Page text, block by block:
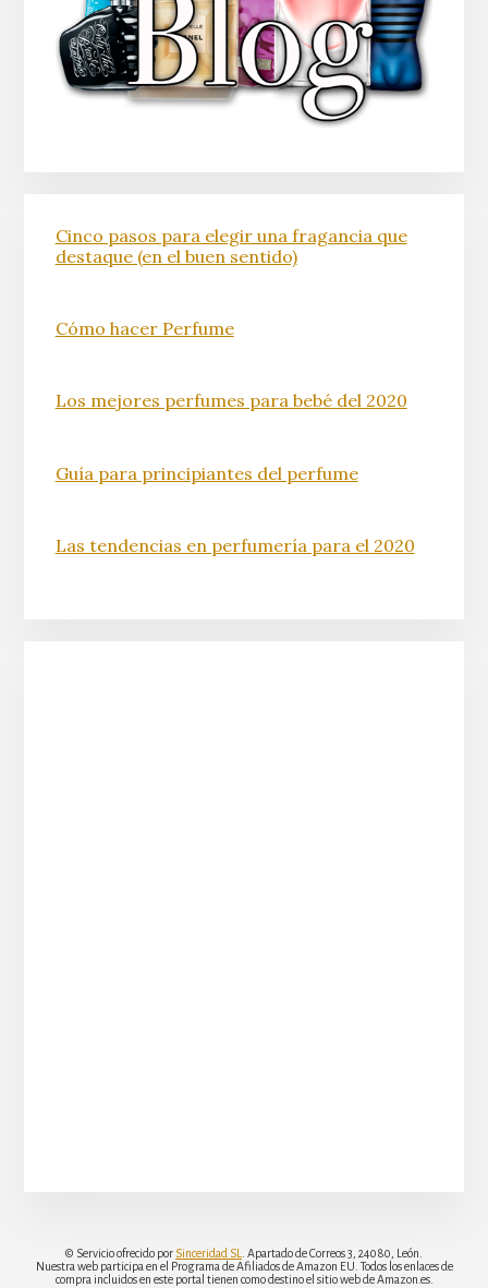
Cinco pasos para elegir una fragancia que
destaque (en el buen sentido)
Cómo hacer Perfume
Los mejores perfumes para bebé del 2020
Guía para principiantes del perfume
Las tendencias en perfumería para el 2020
© Servicio ofrecido por Sinceridad SL
. Apartado de Correos 3, 24080, León.
Nuestra web participa en el Programa de Afiliados de Amazon EU. Todos los enlaces de
compra incluidos en este portal tienen como destino el sitio web de Amazon.es.